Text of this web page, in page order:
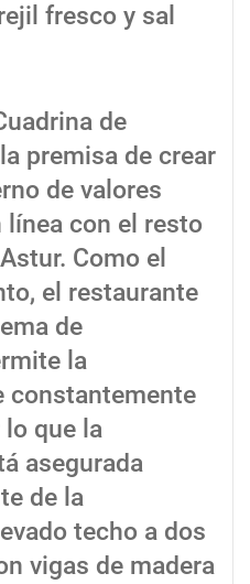
fresco y sal
de
premisa de crear
de valores
con el resto
Como el
el restaurante
de
la
constantemente
lo que la
asegurada
de la
techo a dos
vigas de madera